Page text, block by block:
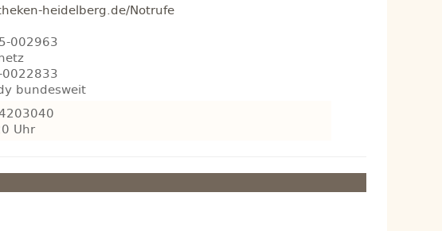
heidelberg.de/Notrufe
002963
0022833
bundesweit
Uhr